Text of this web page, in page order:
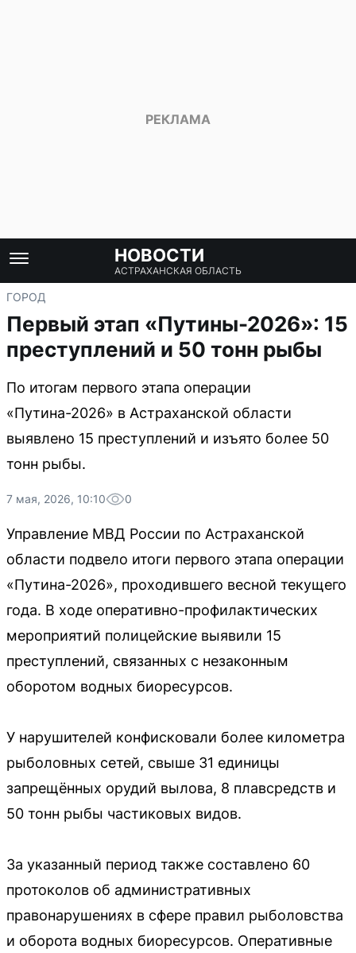
НОВОСТИ
АСТРАХАНСКАЯ ОБЛАСТЬ
ГОРОД
Первый этап «Путины-2026»: 15
преступлений и 50 тонн рыбы
По итогам первого этапа операции
«Путина-2026» в Астраханской области
выявлено 15 преступлений и изъято более 50
тонн рыбы.
7 мая, 2026, 10:10 0
Управление МВД России по Астраханской
области подвело итоги первого этапа операции
«Путина-2026», проходившего весной текущего
года. В ходе оперативно-профилактических
мероприятий полицейские выявили 15
преступлений, связанных с незаконным
оборотом водных биоресурсов.
У нарушителей конфисковали более километра
рыболовных сетей, свыше 31 единицы
запрещённых орудий вылова, 8 плавсредств и
50 тонн рыбы частиковых видов.
За указанный период также составлено 60
протоколов об административных
правонарушениях в сфере правил рыболовства
и оборота водных биоресурсов. Оперативные